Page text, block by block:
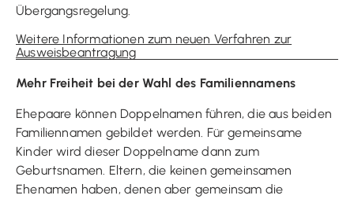
Übergangsregelung.
Weitere Informationen zum neuen Verfahren zur
Ausweisbeantragung
Mehr Freiheit bei der Wahl des Familiennamens
Ehepaare können Doppelnamen führen, die aus beiden
Familiennamen gebildet werden. Für gemeinsame
Kinder wird dieser Doppelname dann zum
Geburtsnamen. Eltern, die keinen gemeinsamen
Ehenamen haben, denen aber gemeinsam die